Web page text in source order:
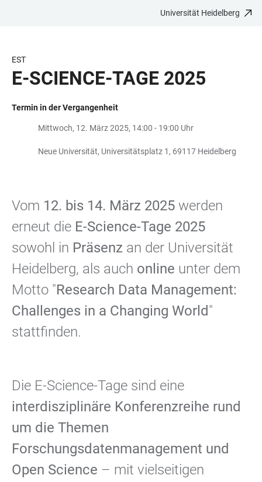
BARRIEREFREIHEIT
Universität Heidelberg
EST
E-SCIENCE-TAGE 2025
Termin in der Vergangenheit
Mittwoch, 12. März 2025, 14:00 - 19:00 Uhr
Neue Universität, Universitätsplatz 1, 69117 Heidelberg
Vom 12. bis 14. März 2025 werden
erneut die E-Science-Tage 2025
sowohl in Präsenz an der Universität
Heidelberg, als auch online unter dem
Motto "Research Data Management:
Challenges in a Changing World"
stattfinden.
Die E-Science-Tage sind eine
interdisziplinäre Konferenzreihe rund
um die Themen
Forschungsdatenmanagement und
Open Science – mit vielseitigen